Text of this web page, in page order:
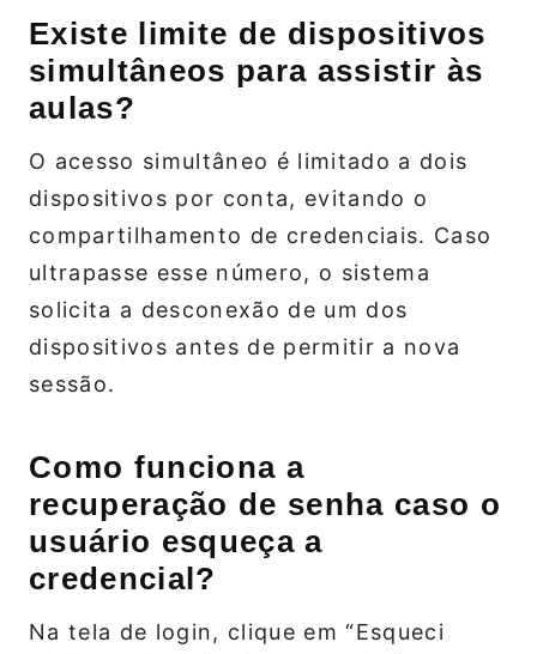
Existe limite de dispositivos
simultâneos para assistir às
aulas?
O acesso simultâneo é limitado a dois
dispositivos por conta, evitando o
compartilhamento de credenciais. Caso
ultrapasse esse número, o sistema
solicita a desconexão de um dos
dispositivos antes de permitir a nova
sessão.
Como funciona a
recuperação de senha caso o
usuário esqueça a
credencial?
Na tela de login, clique em “Esqueci